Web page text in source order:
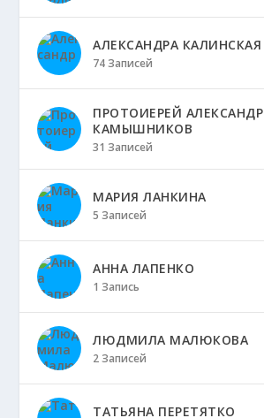
АЛЕКСАНДРА КАЛИНСКАЯ
74 Записей
ПРОТОИЕРЕЙ АЛЕКСАНДР
КАМЫШНИКОВ
31 Записей
МАРИЯ ЛАНКИНА
5 Записей
АННА ЛАПЕНКО
1 Запись
ЛЮДМИЛА МАЛЮКОВА
2 Записей
ТАТЬЯНА ПЕРЕТЯТКО